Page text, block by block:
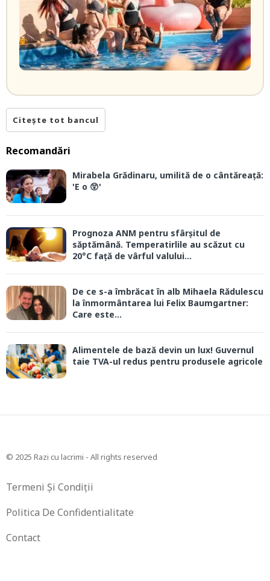
Citește tot bancul
Recomandări
Mirabela Grădinaru, umilită de o cântăreață:
'E o 😲'
Prognoza ANM pentru sfârșitul de
săptămână. Temperatirlile au scăzut cu
20°C față de vârful valului...
De ce s-a îmbrăcat în alb Mihaela Rădulescu
la înmormântarea lui Felix Baumgartner:
Care este...
Alimentele de bază devin un lux! Guvernul
taie TVA-ul redus pentru produsele agricole
© 2025 Razi cu lacrimi - All rights reserved
Termeni Și Condiții
Politica De Confidentialitate
Contact